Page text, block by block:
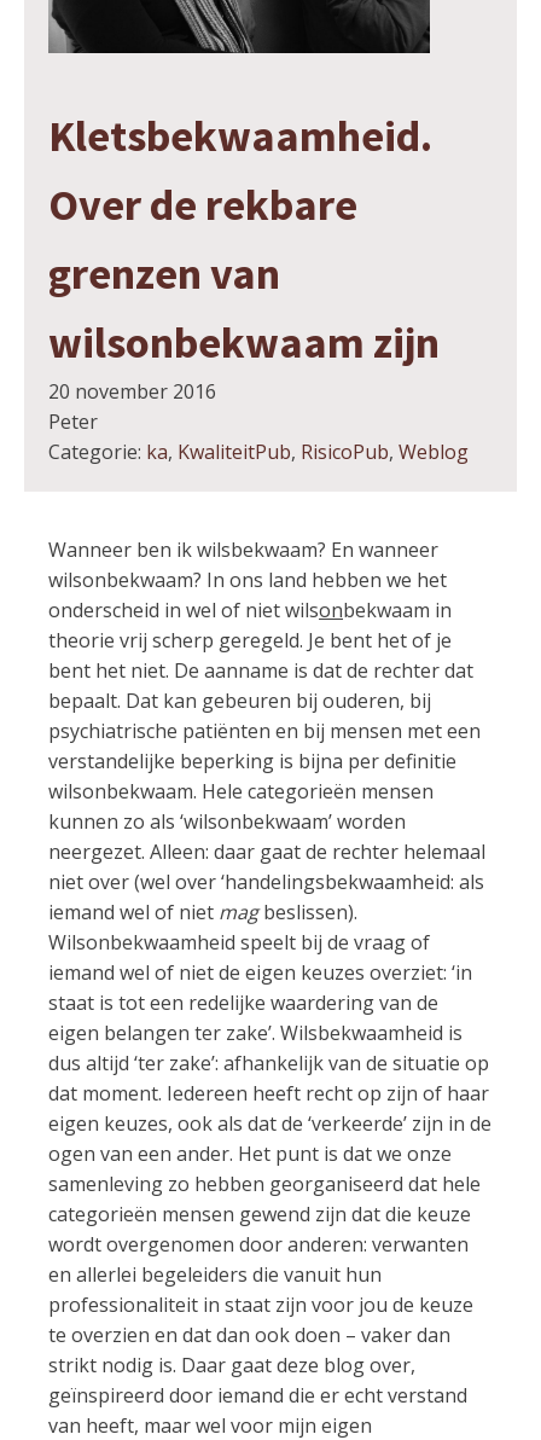
Kletsbekwaamheid.
Over de rekbare
grenzen van
wilsonbekwaam zijn
20 november 2016
Peter
Categorie: ka, KwaliteitPub, RisicoPub, Weblog
Wanneer ben ik wilsbekwaam? En wanneer
wilsonbekwaam? In ons land hebben we het
onderscheid in wel of niet wilsonbekwaam in
theorie vrij scherp geregeld. Je bent het of je
bent het niet. De aanname is dat de rechter dat
bepaalt. Dat kan gebeuren bij ouderen, bij
psychiatrische patiënten en bij mensen met een
verstandelijke beperking is bijna per definitie
wilsonbekwaam. Hele categorieën mensen
kunnen zo als ‘wilsonbekwaam’ worden
neergezet. Alleen: daar gaat de rechter helemaal
niet over (wel over ‘handelingsbekwaamheid: als
iemand wel of niet magbeslissen).
Wilsonbekwaamheid speelt bij de vraag of
iemand wel of niet de eigen keuzes overziet: ‘in
staat is tot een redelijke waardering van de
eigen belangen ter zake’. Wilsbekwaamheid is
dus altijd ‘ter zake’: afhankelijk van de situatie op
dat moment. Iedereen heeft recht op zijn of haar
eigen keuzes, ook als dat de ‘verkeerde’ zijn in de
ogen van een ander. Het punt is dat we onze
samenleving zo hebben georganiseerd dat hele
categorieën mensen gewend zijn dat die keuze
wordt overgenomen door anderen: verwanten
en allerlei begeleiders die vanuit hun
professionaliteit in staat zijn voor jou de keuze
te overzien en dat dan ook doen – vaker dan
strikt nodig is. Daar gaat deze blog over,
geïnspireerd door iemand die er echt verstand
van heeft, maar wel voor mijn eigen